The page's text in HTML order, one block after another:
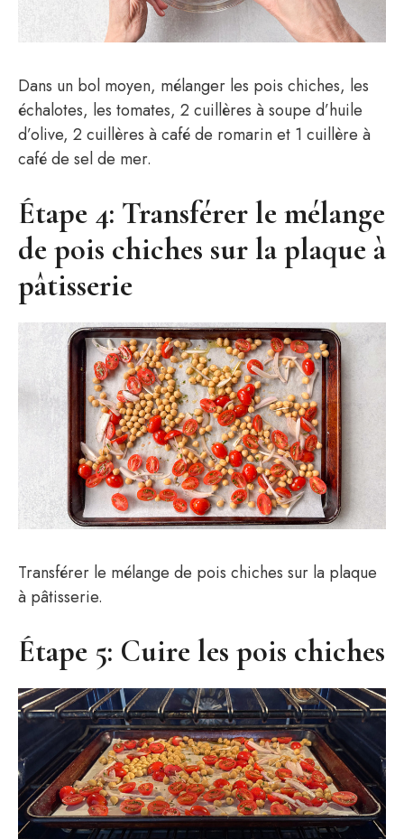
Dans un bol moyen, mélanger les pois chiches, les
échalotes, les tomates, 2 cuillères à soupe d’huile
d’olive, 2 cuillères à café de romarin et 1 cuillère à
café de sel de mer.
Étape 4: Transférer le mélange
de pois chiches sur la plaque à
pâtisserie
Transférer le mélange de pois chiches sur la plaque
à pâtisserie.
Étape 5: Cuire les pois chiches